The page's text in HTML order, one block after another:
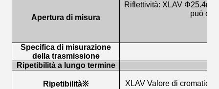
Apertura di misura
Riflettività: XLAV
può
Specifica di misurazione
della trasmissione
Ripetibilità a lungo termine
Ripetibilità※
XLAV Valore di